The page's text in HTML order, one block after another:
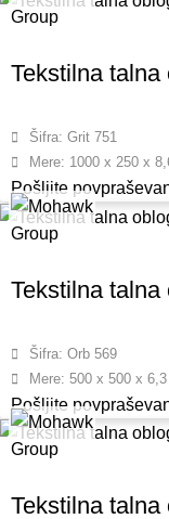
Tekstilna
Šifra: Grit 751
Mere: 1000 x 250 x
Pošljite
Tekstilna
Šifra: Orb 569
Mere: 500 x 500 x
Pošljite
Tekstilna